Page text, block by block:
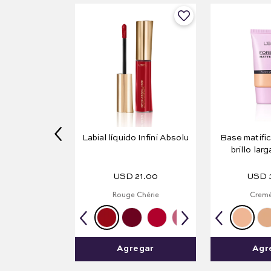
Labial líquido Infini Absolu
USD 21 .00
Rouge Chérie
Agregar
Base
brillo
USD